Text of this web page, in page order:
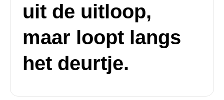
uit de uitloop,
maar loopt langs
het deurtje.